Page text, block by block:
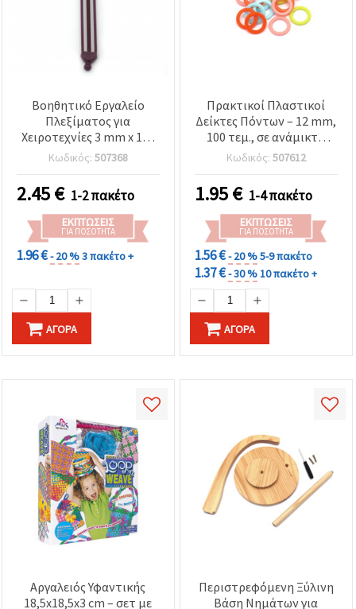
Βοηθητικό Εργαλείο
Πλεξίματος για
Χειροτεχνίες 3 mm x 137
mm
Κωδικός: 507368
2.45€ 1-2 πακέτο
ΕΚΠΤΏΣΕΙΣ
ΓΙΑ ΠΟΣΌΤΗΤΑ
1.96 €- 20 %3 πακέτο +
ΑΓΟΡΆ
Πρακτικοί Πλαστικοί
Δείκτες Πόντων – 12 mm,
100 τεμ., σε ανάμικτα
χρώματα για έργα
πλεξίματος
Κωδικός: 507612
1.95€ 1-4 πακέτο
ΕΚΠΤΏΣΕΙΣ
ΓΙΑ ΠΟΣΌΤΗΤΑ
1.56 €- 20 %5-9 πακέτο
1.37 €- 30 %10 πακέτο +
ΑΓΟΡΆ
Αργαλειός Υφαντικής
18,5x18,5x3 cm – σετ με
Περιστρεφόμενη Ξύλινη
Βάση Νημάτων για